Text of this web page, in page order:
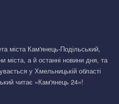
міста Кам'янець-Подільський,
міста, а й останні новини дня, та
у Хмельницькій області
читає «Кам'янець 24»!